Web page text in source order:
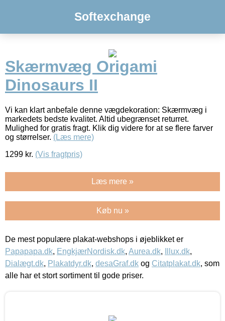
Softexchange
Skærmvæg Origami
Dinosaurs II
Vi kan klart anbefale denne vægdekoration: Skærmvæg i
markedets bedste kvalitet. Altid ubegrænset returret.
Mulighed for gratis fragt. Klik dig videre for at se flere farver
og størrelser. (Læs mere)
1299 kr. (Vis fragtpris)
Læs mere »
Køb nu »
De mest populære plakat-webshops i øjeblikket er
Papapapa.dk, EngkjærNordisk.dk, Aurea.dk, Illux.dk,
Dialægt.dk, Plakatdyr.dk, desaGraf.dk og Citatplakat.dk, som
alle har et stort sortiment til gode priser.